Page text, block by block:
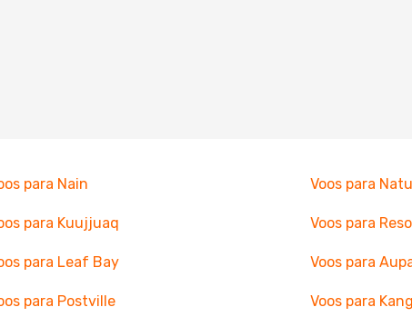
para Nain Voos para
para Kuujjuaq Voos para
para Leaf Bay Voos para
para Postville Voos para